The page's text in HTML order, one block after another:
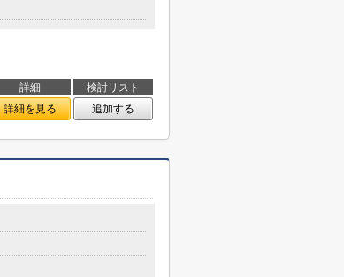
詳細
検討リスト
詳細を見る 追加する